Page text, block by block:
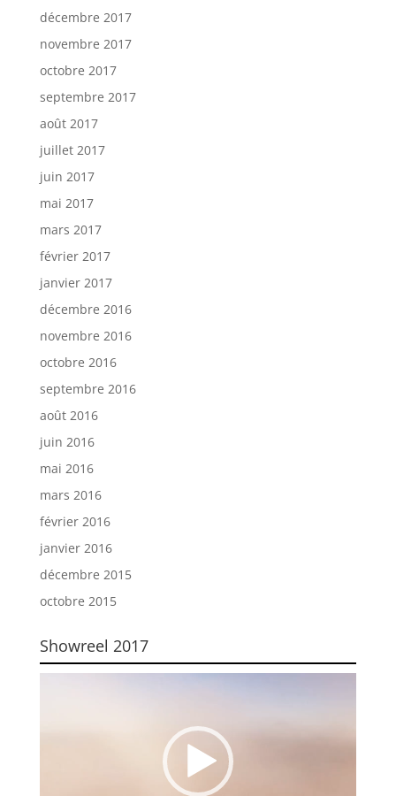
décembre 2017
novembre 2017
octobre 2017
septembre 2017
août 2017
juillet 2017
juin 2017
mai 2017
mars 2017
février 2017
janvier 2017
décembre 2016
novembre 2016
octobre 2016
septembre 2016
août 2016
juin 2016
mai 2016
mars 2016
février 2016
janvier 2016
décembre 2015
octobre 2015
Showreel 2017